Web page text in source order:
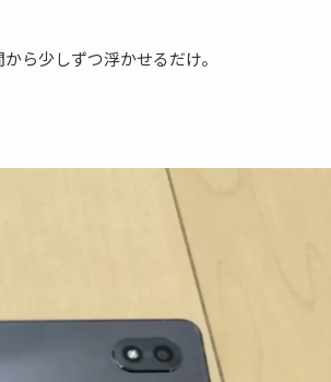
ら少しずつ浮かせるだけ。